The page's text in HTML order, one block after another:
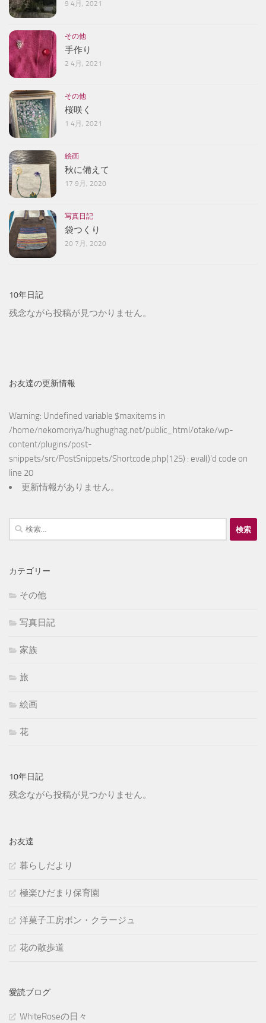
9 4月, 2021
その他
手作り
2 4月, 2021
その他
桜咲く
1 4月, 2021
絵画
秋に備えて
17 9月, 2020
写真日記
袋つくり
20 7月, 2020
10年日記
残念ながら投稿が見つかりません。
お友達の更新情報
Warning: Undefined variable $maxitems in
/home/nekomoriya/hughughag.net/public_html/otake/wp-
content/plugins/post-
snippets/src/PostSnippets/Shortcode.php(125) : eval()'d code on
line 20
更新情報がありません。
検
索:
カテゴリー
その他
写真日記
家族
旅
絵画
花
10年日記
残念ながら投稿が見つかりません。
お友達
暮らしだより
極楽ひだまり保育園
洋菓子工房ボン・クラージュ
花の散歩道
愛読ブログ
WhiteRoseの日々